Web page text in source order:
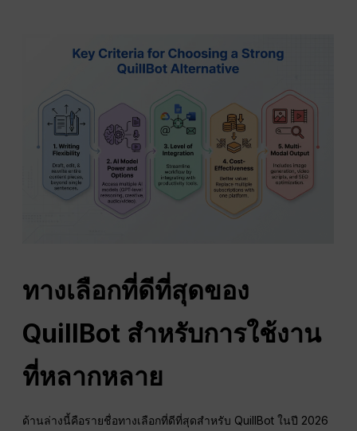
ทางเลือกที่ดีที่สุดของ
QuillBot สำหรับการใช้งาน
ที่หลากหลาย
ด้านล่างนี้คือรายชื่อทางเลือกที่ดีที่สุดสำหรับ QuillBot ในปี 2026